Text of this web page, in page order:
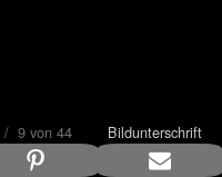
/ 9 von 44 Bildunterschrift